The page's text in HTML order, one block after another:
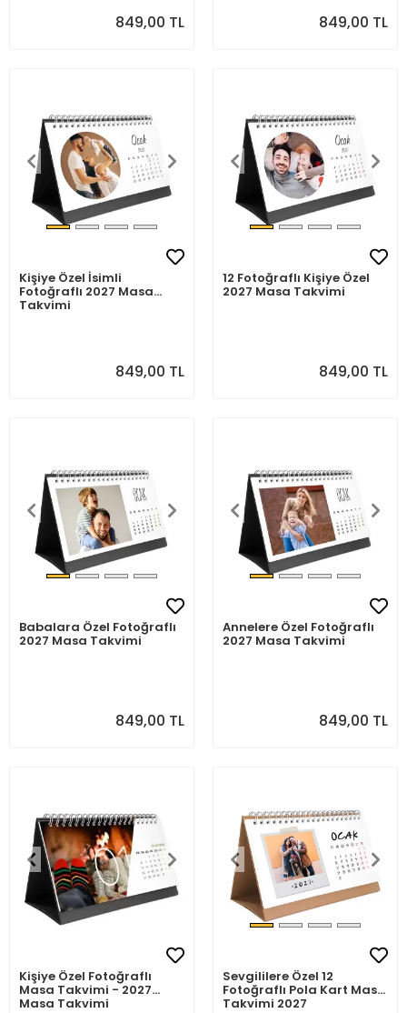
849,00 TL 849,00 TL
Kişiye Özel İsimli
Fotoğraflı 2027 Masa
Takvimi
849,00 TL
12 Fotoğraflı Kişiye Özel
2027 Masa Takvimi
849,00 TL
Babalara Özel Fotoğraflı
2027 Masa Takvimi
849,00 TL
Annelere Özel Fotoğraflı
2027 Masa Takvimi
849,00 TL
Kişiye Özel Fotoğraflı
Masa Takvimi - 2027
Masa Takvimi
Sevgililere Özel 12
Fotoğraflı Pola Kart Masa
Takvimi 2027